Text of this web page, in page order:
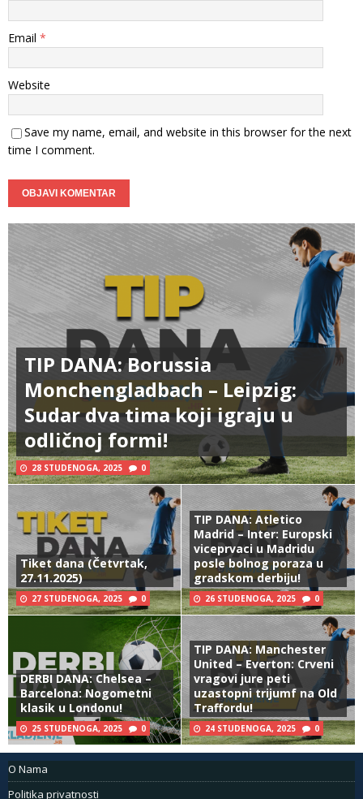
Email *
Website
Save my name, email, and website in this browser for the next
time I comment.
TIP DANA: Borussia
Monchengladbach – Leipzig:
Sudar dva tima koji igraju u
odličnoj formi!
28 STUDENOGA, 2025 0
Tiket dana (Četvrtak,
27.11.2025)
27 STUDENOGA, 2025 0
TIP DANA: Atletico
Madrid – Inter: Europski
viceprvaci u Madridu
posle bolnog poraza u
gradskom derbiju!
26 STUDENOGA, 2025 0
DERBI DANA: Chelsea –
Barcelona: Nogometni
klasik u Londonu!
25 STUDENOGA, 2025 0
TIP DANA: Manchester
United – Everton: Crveni
vragovi jure peti
uzastopni trijumf na Old
Traffordu!
24 STUDENOGA, 2025 0
O Nama
Politika privatnosti